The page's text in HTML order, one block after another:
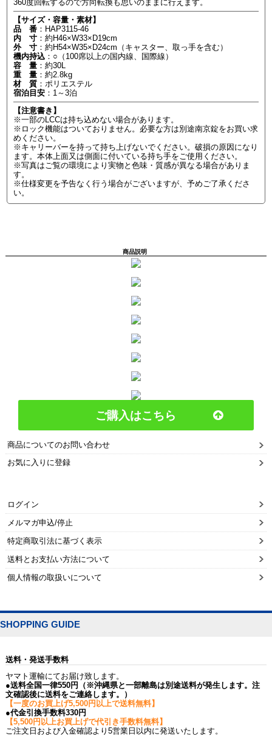
360度回転するので方向転換も思いのままに行えます。
【サイズ・容量・素材】
品 番 ：HAP3115-46
内 寸 ：約H46×W33×D19cm
外 寸 ：約H54×W35×D24cm（キャスター、取っ手を含む）
機内持込 ：○（100席以上の国内線、国際線）
容 量 ：約30L
重 量 ：約2.8kg
材 質 ：ポリエステル
宿泊目安 ：1～3泊
【注意書き】
※一部のLCCは持ち込めない場合があります。
※ロック機能はついておりません。必要な方は別途南京錠をお買い求
めください。
※キャリーバーを持って持ち上げないでください。破損の原因になり
ます。本体上面又は側面に付いている持ち手をご使用ください。
※写真はご覧の環境により実物と色味・質感が異なる場合がありま
す。
※仕様変更を予告なく行う場合がございますが、予めご了承くださ
い。
商品説明
ご購入はこちら
商品についてのお問い合わせ
お気に入りに登録
ログイン
メルマガ申込/停止
特定商取引法に基づく表示
送料とお支払い方法について
個人情報の取扱いについて
SHOPPING GUIDE
送料・発送手数料
ヤマト運輸にてお届け致します。
●送料全国一律550円（※沖縄県と一部離島は別途送料が発生します。注
文確認後に送料をご連絡します。）
【一度のお買上げ5,500円以上で送料無料】
●代金引換手数料330円
【5,500円以上お買上げで代引き手数料無料】
ご注文日および入金確認より5営業日以内に発送いたします。